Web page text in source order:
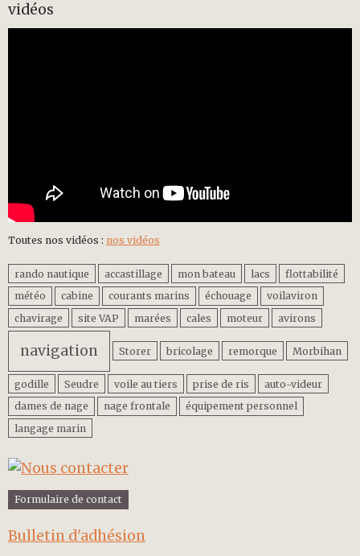
vidéos
Toutes nos vidéos : nos vidéos
rando nautique accastillage mon bateau lacs
flottabilité
météo
cabine courants marins échouage
voilaviron
chavirage
site VAP marées cales moteur avirons
navigation Storer bricolage remorque Morbihan
godille Seudre voile au tiers prise de ris
auto-videur
dames de nage
nage frontale
équipement personnel
langage marin
Formulaire de contact
Bulletin d'adhésion